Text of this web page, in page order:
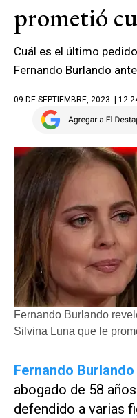
prometió
Cuál es el último
Fernando Burlando
09 DE SEPTIEMBRE, 2023 |
Fernando Burlando
Silvina Luna que le
Fernando Burlando
abogado de 58
defendido a varias